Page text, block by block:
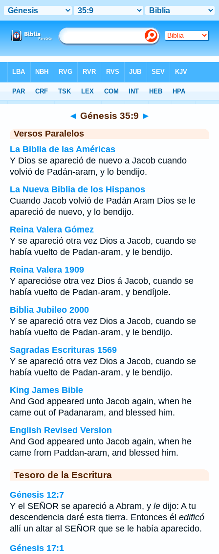
>Génesis Capítulo 35 > Verso 9
◄ Génesis 35:9 ►
Versos Paralelos
La Biblia de las Américas
Y Dios se apareció de nuevo a Jacob cuando
volvió de Padán-aram, y lo bendijo.
La Nueva Biblia de los Hispanos
Cuando Jacob volvió de Padán Aram Dios se le
apareció de nuevo, y lo bendijo.
Reina Valera Gómez
Y se apareció otra vez Dios a Jacob, cuando se
había vuelto de Padan-aram, y le bendijo.
Reina Valera 1909
Y aparecióse otra vez Dios á Jacob, cuando se
había vuelto de Padan-aram, y bendíjole.
Biblia Jubileo 2000
Y se apareció otra vez Dios a Jacob, cuando se
había vuelto de Padan-aram, y le bendijo.
Sagradas Escrituras 1569
Y se apareció otra vez Dios a Jacob, cuando se
había vuelto de Padan-aram, y le bendijo.
King James Bible
And God appeared unto Jacob again, when he
came out of Padanaram, and blessed him.
English Revised Version
And God appeared unto Jacob again, when he
came from Paddan-aram, and blessed him.
Tesoro de la Escritura
Génesis 12:7
Y el SEÑOR se apareció a Abram, y le dijo: A tu
descendencia daré esta tierra. Entonces él edificó
allí un altar al SEÑOR que se le había aparecido.
Génesis 17:1